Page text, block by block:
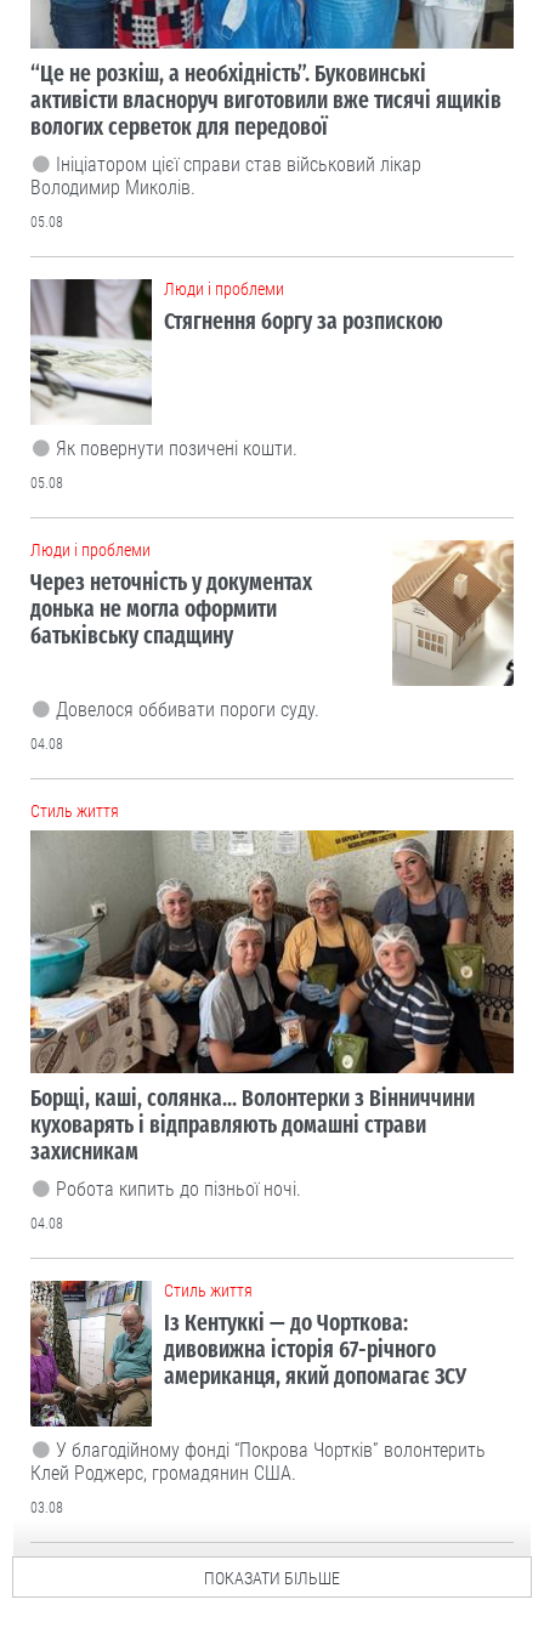
“Це не розкіш, а необхідність”. Буковинські
активісти власноруч виготовили вже тисячі ящиків
вологих серветок для передової
Ініціатором цієї справи став військовий лікар
Володимир Миколів.
05.08
Люди і проблеми
Стягнення боргу за розпискою
Як повернути позичені кошти.
05.08
Люди і проблеми
Через неточність у документах
донька не могла оформити
батьківську спадщину
Довелося оббивати пороги суду.
04.08
Cтиль життя
Борщі, каші, солянка... Волонтерки з Вінниччини
куховарять і відправляють домашні страви
захисникам
Робота кипить до пізньої ночі.
04.08
Cтиль життя
Із Кентуккі — до Чорткова:
дивовижна історія 67-річного
американця, який допомагає ЗСУ
У благодійному фонді “Покрова Чортків” волонтерить
Клей Роджерс, громадянин США.
03.08
ПОКАЗАТИ БІЛЬШЕ